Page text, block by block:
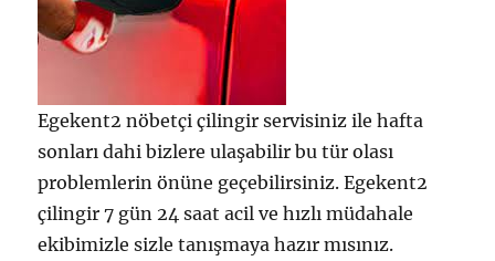
Egekent2 nöbetçi çilingir servisiniz ile hafta
sonları dahi bizlere ulaşabilir bu tür olası
problemlerin önüne geçebilirsiniz. Egekent2
çilingir 7 gün 24 saat acil ve hızlı müdahale
ekibimizle sizle tanışmaya hazır mısınız.